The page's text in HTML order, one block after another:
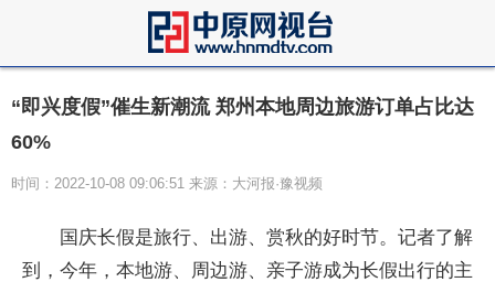
“即兴度假”催生新潮流 郑州本地周边旅游订单占比达
60%
时间：2022-10-08 09:06:51 来源：大河报·豫视频
国庆长假是旅行、出游、赏秋的好时节。记者了解
到，今年，本地游、周边游、亲子游成为长假出行的主